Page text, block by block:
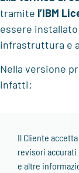
tramite l’IBM
essere
infrastruttura e
Nella versione
infatti:
Il Cliente
revisori
e altre